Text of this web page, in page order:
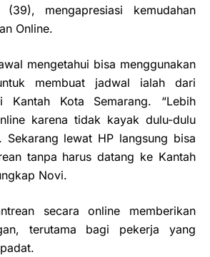
mengapresiasi kemudahan
Online.
mengetahui bisa menggunakan
membuat jadwal ialah dari
Kantah Kota Semarang. “Lebih
karena tidak kayak dulu-dulu
Sekarang lewat HP langsung bisa
tanpa harus datang ke Kantah
Novi.
secara online memberikan
terutama bagi pekerja yang